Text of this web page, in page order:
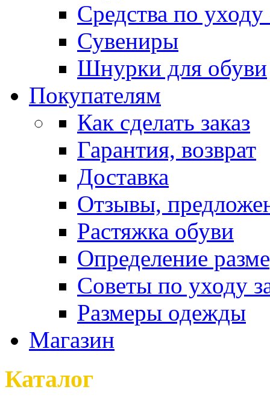
Средства по
Сувениры
Шнурки для обуви
Покупателям
Как сделать заказ
Гарантия, возврат
Доставка
Отзывы,
Растяжка обуви
Определение
Советы по уходу
Размеры одежды
Магазин
Каталог